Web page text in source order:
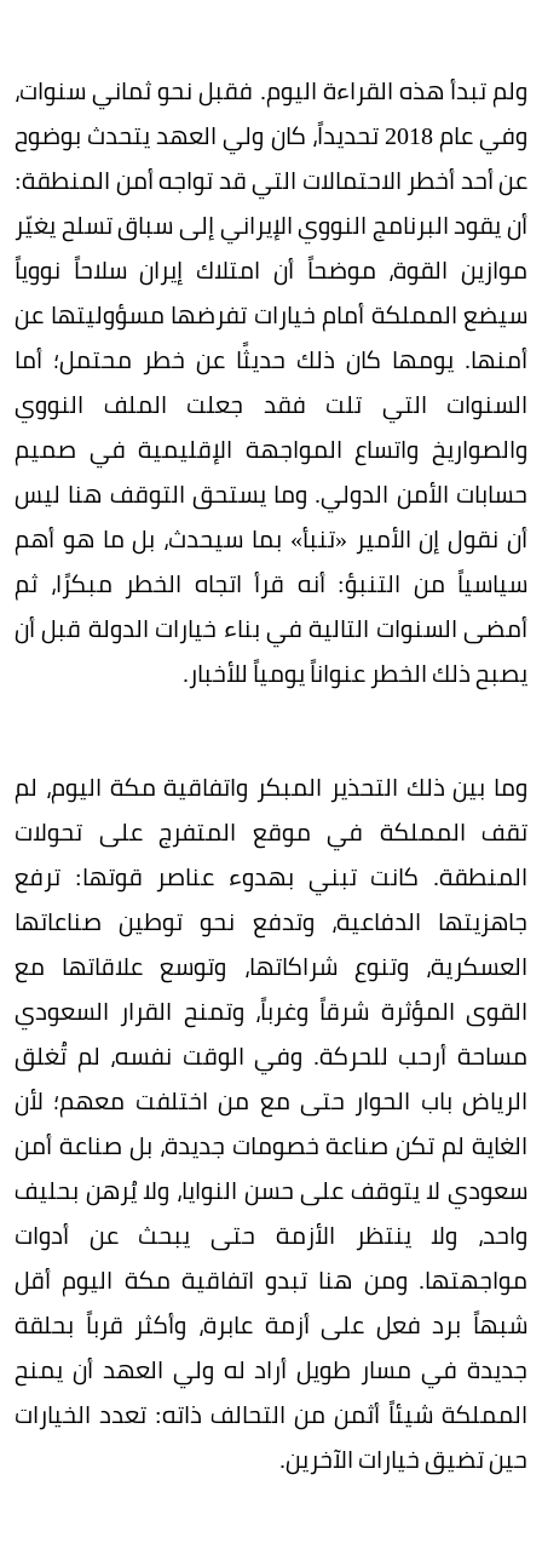
ولم تبدأ هذه القراءة اليوم. فقبل نحو ثماني سنوات،
وفي عام 2018 تحديداً، كان ولي العهد يتحدث بوضوح
عن أحد أخطر الاحتمالات التي قد تواجه أمن المنطقة:
أن يقود البرنامج النووي الإيراني إلى سباق تسلح يغيّر
موازين القوة، موضحاً أن امتلاك إيران سلاحاً نووياً
سيضع المملكة أمام خيارات تفرضها مسؤوليتها عن
أمنها. يومها كان ذلك حديثًا عن خطر محتمل؛ أما
السنوات التي تلت فقد جعلت الملف النووي
والصواريخ واتساع المواجهة الإقليمية في صميم
حسابات الأمن الدولي. وما يستحق التوقف هنا ليس
أن نقول إن الأمير «تنبأ» بما سيحدث، بل ما هو أهم
سياسياً من التنبؤ: أنه قرأ اتجاه الخطر مبكرًا، ثم
أمضى السنوات التالية في بناء خيارات الدولة قبل أن
يصبح ذلك الخطر عنواناً يومياً للأخبار.
وما بين ذلك التحذير المبكر واتفاقية مكة اليوم، لم
تقف المملكة في موقع المتفرج على تحولات
المنطقة. كانت تبني بهدوء عناصر قوتها: ترفع
جاهزيتها الدفاعية، وتدفع نحو توطين صناعاتها
العسكرية، وتنوع شراكاتها، وتوسع علاقاتها مع
القوى المؤثرة شرقاً وغرباً، وتمنح القرار السعودي
مساحة أرحب للحركة. وفي الوقت نفسه، لم تُغلق
الرياض باب الحوار حتى مع من اختلفت معهم؛ لأن
الغاية لم تكن صناعة خصومات جديدة، بل صناعة أمن
سعودي لا يتوقف على حسن النوايا، ولا يُرهن بحليف
واحد، ولا ينتظر الأزمة حتى يبحث عن أدوات
مواجهتها. ومن هنا تبدو اتفاقية مكة اليوم أقل
شبهاً برد فعل على أزمة عابرة، وأكثر قرباً بحلقة
جديدة في مسار طويل أراد له ولي العهد أن يمنح
المملكة شيئاً أثمن من التحالف ذاته: تعدد الخيارات
حين تضيق خيارات الآخرين.